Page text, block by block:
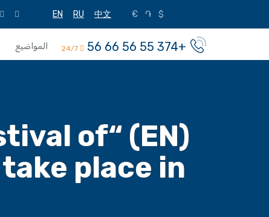
EN RU 中文 $
֏
€
+374 55 56 66 56
24/7 المواضيع
of
place in